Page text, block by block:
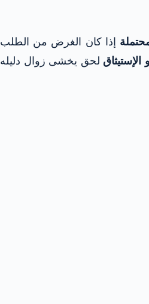
إذا كان الغرض من الطلب
لحق يخشى زوال دليله